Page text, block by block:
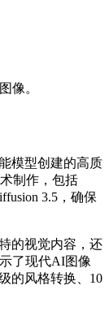
像。
模型创建的高质
制作，包括
3.5，确保
的视觉内容，还
了现代AI图像
的风格转换、10